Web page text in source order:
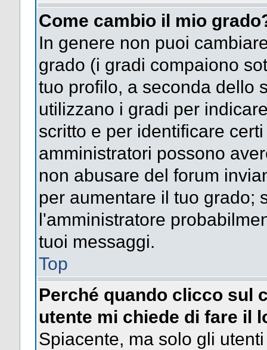
Come cambio il mio
In genere non puoi
grado (i gradi compaiono
tuo profilo, a seconda dello
utilizzano i gradi per
scritto e per identificare
amministratori possono
non abusare del forum
per aumentare il tuo grado;
l'amministratore
tuoi messaggi.
Top
Perché quando clicco sul
utente mi chiede di fare il
Spiacente, ma solo gli